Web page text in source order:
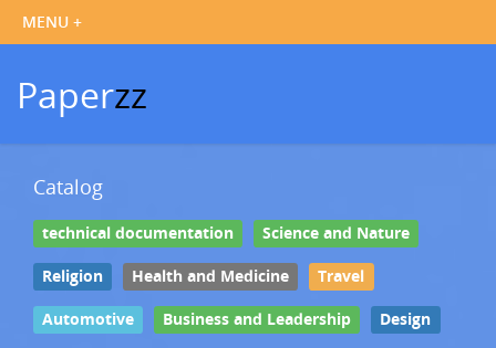
Paperzz
Catalog
technical documentation Science and Nature
Religion Health and Medicine Travel
Automotive Business and Leadership Design